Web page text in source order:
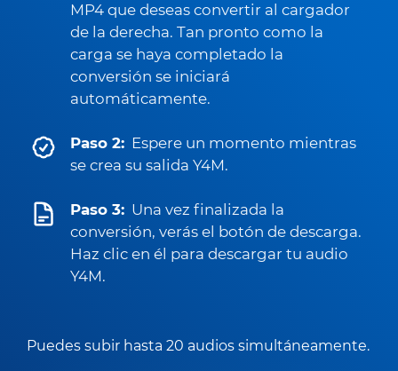
MP4 que deseas convertir al cargador
de la derecha. Tan pronto como la
carga se haya completado la
conversión se iniciará
automáticamente.
Paso 2: Espere un momento mientras
se crea su salida Y4M.
Paso 3: Una vez finalizada la
conversión, verás el botón de descarga.
Haz clic en él para descargar tu audio
Y4M.
Puedes subir hasta 20 audios simultáneamente.